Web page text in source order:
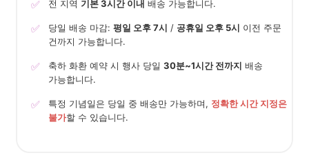
✅ 전 지역 기본 3시간 이내 배송 가능합니다.
✅ 당일 배송 마감: 평일 오후 7시 / 공휴일 오후 5시 이전 주문
건까지 가능합니다.
✅ 축하 화환 예약 시 행사 당일 30분~1시간 전까지 배송
가능합니다.
✅ 특정 기념일은 당일 중 배송만 가능하며, 정확한 시간 지정은
불가할 수 있습니다.